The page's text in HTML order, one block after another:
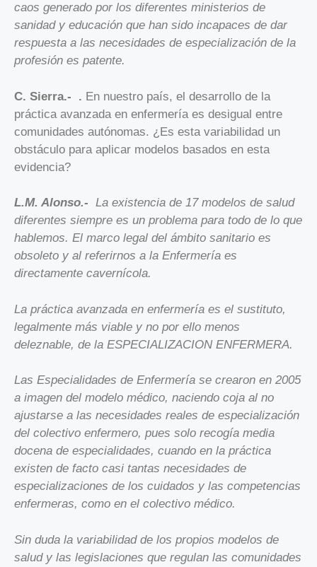
caos generado por los diferentes ministerios de
sanidad y educación que han sido incapaces de dar
respuesta a las necesidades de especialización de la
profesión es patente.
C. Sierra.- . En nuestro país, el desarrollo de la
práctica avanzada en enfermería es desigual entre
comunidades autónomas. ¿Es esta variabilidad un
obstáculo para aplicar modelos basados en esta
evidencia?
L.M. Alonso.- La existencia de 17 modelos de salud
diferentes siempre es un problema para todo de lo que
hablemos. El marco legal del ámbito sanitario es
obsoleto y al referirnos a la Enfermería es
directamente cavernícola.
La práctica avanzada en enfermería es el sustituto,
legalmente más viable y no por ello menos
deleznable, de la ESPECIALIZACION ENFERMERA.
Las Especialidades de Enfermería se crearon en 2005
a imagen del modelo médico, naciendo coja al no
ajustarse a las necesidades reales de especialización
del colectivo enfermero, pues solo recogía media
docena de especialidades, cuando en la práctica
existen de facto casi tantas necesidades de
especializaciones de los cuidados y las competencias
enfermeras, como en el colectivo médico.
Sin duda la variabilidad de los propios modelos de
salud y las legislaciones que regulan las comunidades